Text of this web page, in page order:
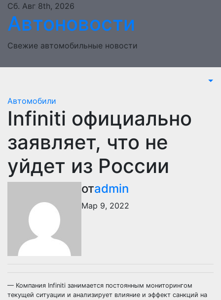
Перейти
содержимому
Сб. Авг 8th, 2026
Автоновости
Свежие автомобильные новости
Автомобили
Infiniti официально
заявляет, что не
уйдет из России
отadmin
Мар 9, 2022
— Компания Infiniti занимается постоянным мониторингом
текущей ситуации и анализирует влияние и эффект санкций на